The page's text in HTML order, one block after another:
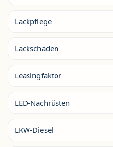
Lackpflege
Lackschäden
Leasingfaktor
LED-Nachrüsten
LKW-Diesel